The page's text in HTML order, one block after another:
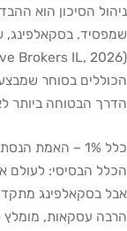
ניהול הסיכון הוא
הדרך הבטוחה ביותר
כלל 1% – האמת הנסתרת
אבל בסקאלפינג